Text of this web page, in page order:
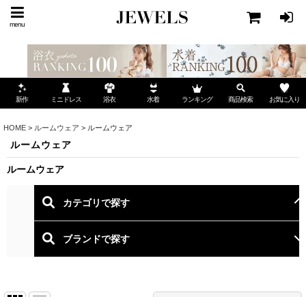
menu
新作 ミニドレス 浴衣 水着 ランキング 商品検索 お気に入り
HOME > ルームウェア > ルームウェア
ルームウェア
ルームウェア